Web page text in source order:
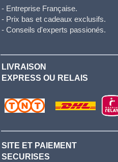
- Entreprise Française.
- Prix bas et cadeaux exclusifs.
- Conseils d'experts passionés.
LIVRAISON
EXPRESS OU RELAIS
SITE ET PAIEMENT
SECURISES